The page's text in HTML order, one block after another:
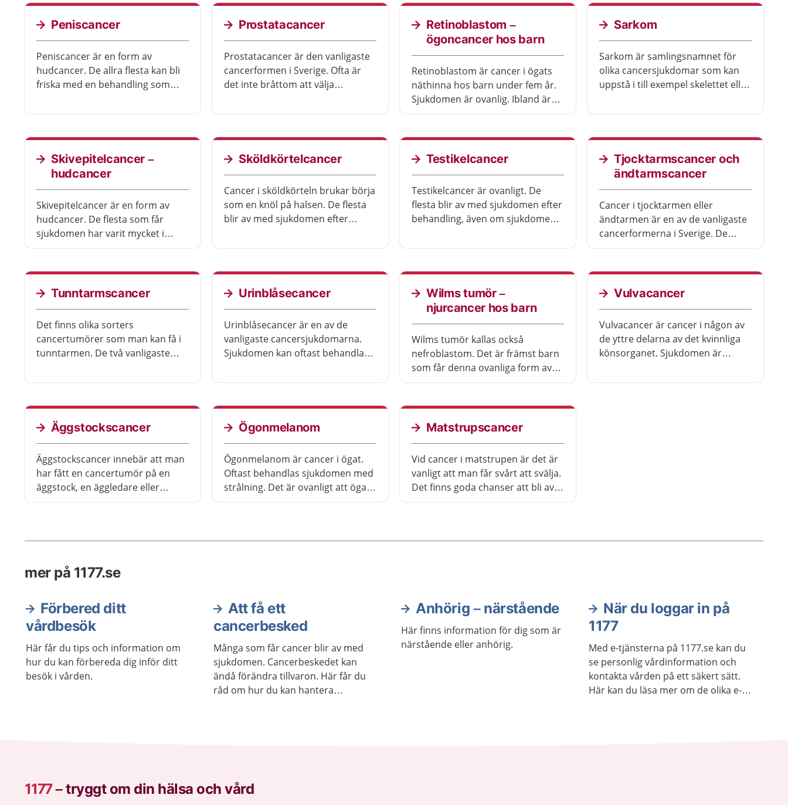
finns bra behandling.
Peniscancer
Peniscancer är en form av
hudcancer. De allra flesta kan bli
friska med en behandling som
Prostatacancer
Prostatacancer är den vanligaste
cancerformen i Sverige. Ofta är
det inte bråttom att välja
Retinoblastom –
ögoncancer hos barn
Retinoblastom är cancer i ögats
näthinna hos barn under fem år.
Sjukdomen är ovanlig. Ibland är
behandlingen.
Sarkom
Sarkom är samlingsnamnet för
olika cancersjukdomar som kan
uppstå i till exempel skelettet eller
Skivepitelcancer –
hudcancer
Skivepitelcancer är en form av
hudcancer. De flesta som får
sjukdomen har varit mycket i
med sjukdomen efter behandling.
Det finns olika behandlingar.
Sköldkörtelcancer
Cancer i sköldkörteln brukar börja
som en knöl på halsen. De flesta
blir av med sjukdomen efter
Testikelcancer
Testikelcancer är ovanligt. De
flesta blir av med sjukdomen efter
behandling, även om sjukdomen
Tjocktarmscancer och
ändtarmscancer
Cancer i tjocktarmen eller
ändtarmen är en av de vanligaste
cancerformerna i Sverige. De
Möjligheten att bli av med cancern
är större ju tidigare den upptäcks.
Tunntarmscancer
Det finns olika sorters
cancertumörer som man kan få i
tunntarmen. De två vanligaste
Urinblåsecancer
Urinblåsecancer är en av de
vanligaste cancersjukdomarna.
Sjukdomen kan oftast behandlas
Wilms tumör –
njurcancer hos barn
Wilms tumör kallas också
nefroblastom. Det är främst barn
som får denna ovanliga form av
Vulvacancer
Vulvacancer är cancer i någon av
de yttre delarna av det kvinnliga
könsorganet. Sjukdomen är
Äggstockscancer
Äggstockscancer innebär att man
har fått en cancertumör på en
äggstock, en äggledare eller
Ögonmelanom
Ögonmelanom är cancer i ögat.
Oftast behandlas sjukdomen med
strålning. Det är ovanligt att ögat
Matstrupscancer
Vid cancer i matstrupen är det är
vanligt att man får svårt att svälja.
Det finns goda chanser att bli av
som gör att du mår bättre.
mer på 1177.se
Förbered ditt
vårdbesök
Här får du tips och information om
hur du kan förbereda dig inför ditt
besök i vården.
Att få ett
cancerbesked
Många som får cancer blir av med
sjukdomen. Cancerbeskedet kan
ändå förändra tillvaron. Här får du
råd om hur du kan hantera
Anhörig – närstående
Här finns information för dig som är
närstående eller anhörig.
När du loggar in på
1177
Med e-tjänsterna på 1177.se kan du
se personlig vårdinformation och
kontakta vården på ett säkert sätt.
Här kan du läsa mer om de olika e-
1177–tryggt om din hälsa och vård